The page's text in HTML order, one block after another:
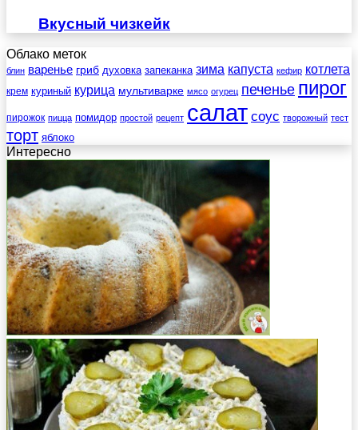
Вкусный чизкейк
Облако меток
блин варенье гриб духовка запеканка зима капуста кефир котлета
крем куриный курица мультиварке мясо огурец печенье пирог
пирожок пицца помидор простой рецепт салат соус творожный тест
торт яблоко
Интересно